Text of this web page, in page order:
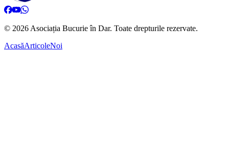
© 2026 Asociația Bucurie în Dar. Toate drepturile rezervate.
AcasăArticoleNoi